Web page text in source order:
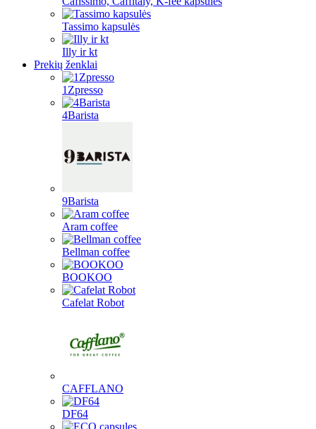
Tassimo kapsulės
Illy ir kt
Prekių ženklai
1Zpresso
4Barista
9Barista
Aram coffee
Bellman coffee
BOOKOO
Cafelat Robot
CAFFLANO
DF64